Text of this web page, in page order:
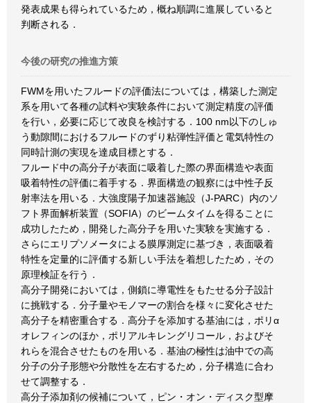
発表成果も得られているため，概ね順調に進展していると
判断される．
今後の研究の推進方策
FWMを用いたフルードの評価法については，構築した測定
系を用いて各種の試料や実験条件において測定精度の評価
を行い，必要に応じて改良を検討する．100 nm以下のしゅ
う動隙間におけるフルードのずり粘弾性評価と電気特性の
同時計測の実現を達成目標とする．
フルード中の高分子が表面に吸着した際の界面構造や表面
吸着特性の評価に着手する．界面構造の観察には中性子反
射率法を用いる．大強度陽子加速器施設（J-PARC）内のソ
フト界面解析装置（SOFIA）のビームタイムを得ることに
成功したため，開発した高分子を用いた実験を実施する．
さらにエリプソメータによる膜厚測定に基づき，表面吸着
特性を定量的に評価する新しい手法を着想したため，その
原理検証を行う．
高分子開発においては，側鎖に導電性をもたせる分子設計
に挑戦する．分子量やモノマーの割合を様々に変化させた
高分子を精密重合する．高分子を添加する基油には，ポリα
オレフィンのほか，ポリアルキレングリコール，およびそ
れらを混合させたものを用いる．基油の極性は油中での高
分子の分子形態や分散性を左右するため，分子構造に合わ
せて調整する．
高分子添加剤の候補について，ピン・オン・ディスク型摩